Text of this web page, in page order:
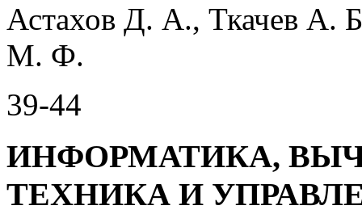
Астахов Д. А., Ткачев А.
М. Ф.
39-44
ИНФОРМАТИКА,
ТЕХНИКА И